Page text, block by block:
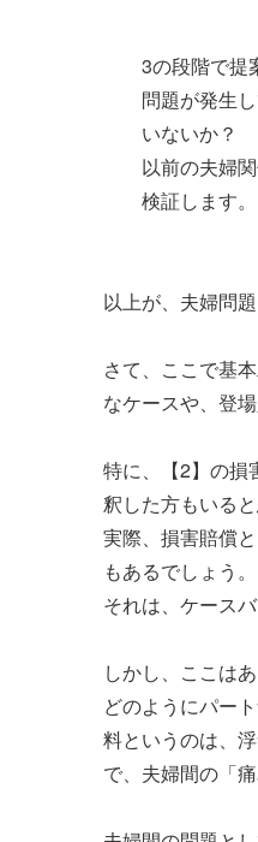
3の段階で提案
問題が発生し
いないか？
以前の夫婦関
検証します。
以上が、夫婦問
さて、ここで基
なケースや、登
特に、【2】の損
釈した方もいると
実際、損害賠償
もあるでしょう。
それは、ケース
しかし、ここは
どのようにパー
料というのは、
で、夫婦間の「